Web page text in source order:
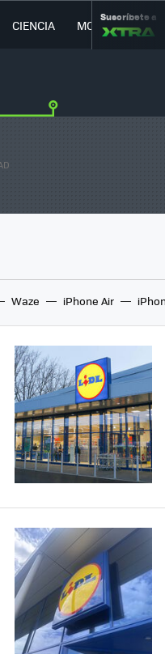
CIENCIA MOVILIDAD
Suscríbete a
Waze iPhone Air